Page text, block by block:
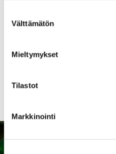
valinta
Välttämätön
Mieltymykset
Tilastot
Markkinointi